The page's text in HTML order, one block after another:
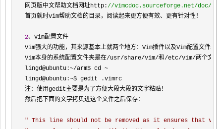
网页版中文帮助文档网址http://vimcdoc.sourceforge.net/doc/
首页就时vim帮助文档的目录，阅读起来更方便有效、更有针对性！
2、Vim配置文件
Vim强大的功能，其来源基本上就两个地方：Vim插件以及Vim配置文件。
Vim本身的系统配置文件夹是在/usr/share/vim/和/etc/vim/两个文件夹下
lingd@ubuntu:~/arm$ cd ~
lingd@ubuntu:~$ gedit .vimrc
注：使用gedit主要是为了方便大段大段的文字粘贴！
然后把下面的文字拷贝进这个文件之后保存：
" This line should not be removed as it ensures that